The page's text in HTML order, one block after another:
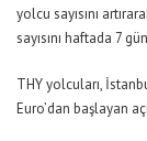
yolcu sayısını
sayısını haftada 7
THY yolcuları,
Euro’dan başlayan